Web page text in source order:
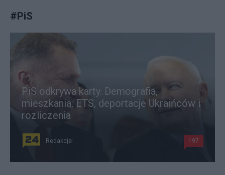
#PiS
PiS odkrywa karty. Demografia,
mieszkania, ETS, deportacje Ukraińców i
rozliczenia
Redakcja 197